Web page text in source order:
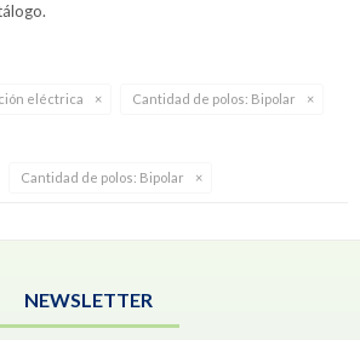
eléctrica Cantidad de polos: Bipolar
Cantidad de polos: Bipolar
NEWSLETTER